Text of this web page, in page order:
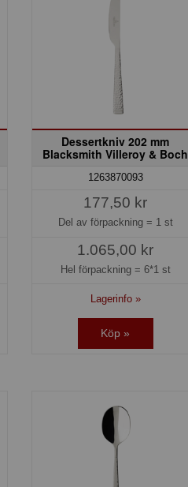
Dessertkniv 202 mm
Blacksmith Villeroy & Boch
1263870093
177,50 kr
Del av förpackning = 1 st
1.065,00 kr
Hel förpackning = 6*1 st
Lagerinfo »
Köp »